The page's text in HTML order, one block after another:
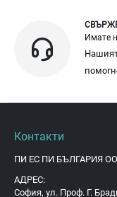
Имате
Контакти
ПИ ЕС ПИ БЪЛГАРИЯ
АДРЕС:
София, ул. Проф. Г.